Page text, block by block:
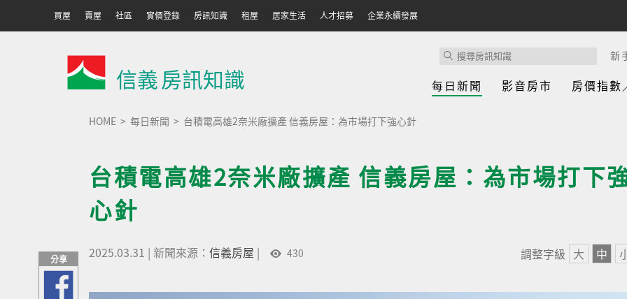
買屋 賣屋 社區 實價登錄 房訊知識 租屋 居家生活 人才招募 企業永續發展
信義房訊知識
新
每日新聞 影音房市 房價指數
HOME 每日新聞 台積電高雄2奈米廠擴產 信義房屋：為市場打下強心針
台積電高雄2奈米廠擴產 信義房屋：為市場打下
心針
2025.03.31 | 新聞來源： 信義房屋 | 430 調整字級 大 中
分享